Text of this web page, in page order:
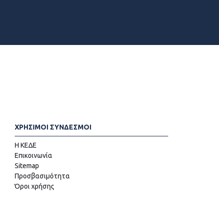
ΧΡΗΣΙΜΟΙ ΣΥΝΔΕΣΜΟΙ
Η ΚΕΔΕ
Επικοινωνία
Sitemap
Προσβασιμότητα
Όροι χρήσης